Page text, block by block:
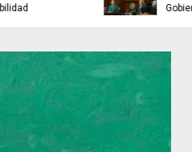
Gobierno de Sheinbaum